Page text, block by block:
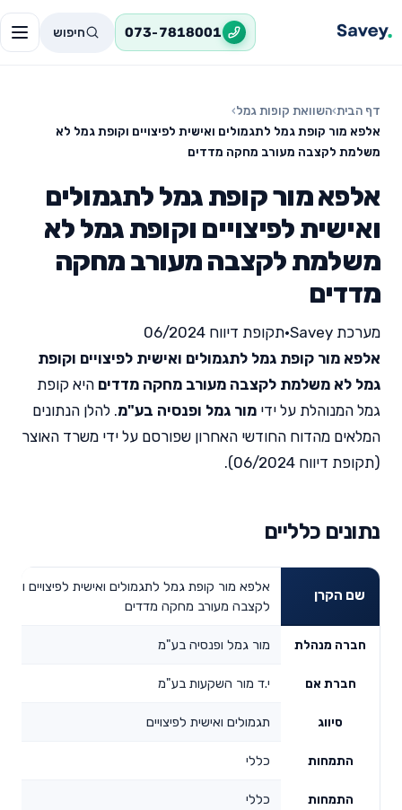
073-7818001 חיפוש
דף הבית›השוואת קופות גמל›
אלפא מור קופת גמל לתגמולים ואישית לפיצויים וקופת גמל לא
משלמת לקצבה מעורב מחקה מדדים
אלפא מור קופת גמל לתגמולים
ואישית לפיצויים וקופת גמל לא
משלמת לקצבה מעורב מחקה
מדדים
מערכת Savey •תקופת דיווח 06/2024
אלפא מור קופת גמל לתגמולים ואישית לפיצויים וקופת
גמל לא משלמת לקצבה מעורב מחקה מדדים היא קופת
גמל המנוהלת על ידי מור גמל ופנסיה בע"מ. להלן הנתונים
המלאים מהדוח החודשי האחרון שפורסם על ידי משרד האוצר
(תקופת דיווח 06/2024).
נתונים כלליים
שם הקרן
אלפא מור קופת גמל לתגמולים ואישית לפיצויים
לקצבה מעורב מחקה מדדים
חברה מנהלת מור גמל ופנסיה בע"מ
חברת אם י.ד מור השקעות בע"מ
סיווג תגמולים ואישית לפיצויים
התמחות כללי
התמחות
כללי